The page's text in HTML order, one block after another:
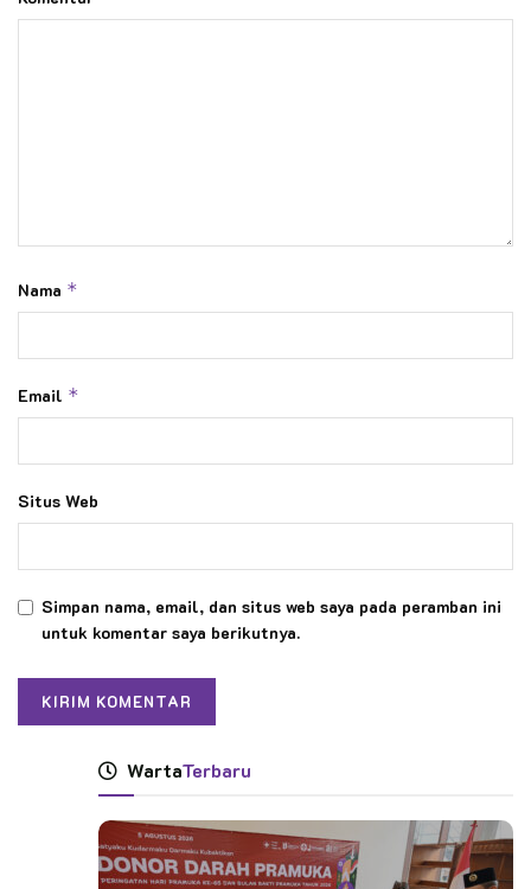
Nama *
Email *
Situs Web
Simpan nama, email, dan situs web saya pada peramban ini
untuk komentar saya berikutnya.
WartaTerbaru